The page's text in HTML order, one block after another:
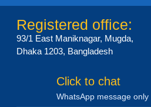
Registered office:
93/1 East Maniknagar, Mugda,
Dhaka 1203, Bangladesh
Click to chat
WhatsApp message only